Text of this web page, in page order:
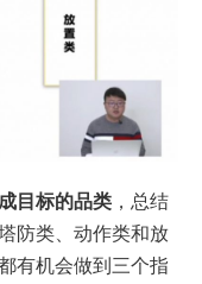
目标的品类 ，总结
防类、动作类和放
有机会做到三个指